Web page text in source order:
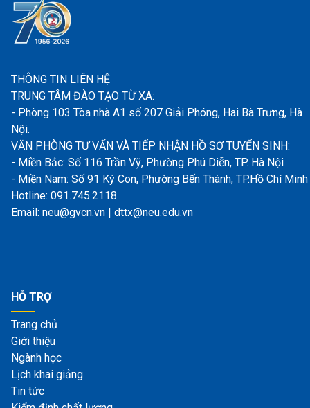
THÔNG TIN LIÊN HỆ
TRUNG TÂM ĐÀO TẠO TỪ XA:
- Phòng 103 Tòa nhà A1 số 207 Giải Phóng, Hai Bà Trưng, Hà
Nội.
VĂN PHÒNG TƯ VẤN VÀ TIẾP NHẬN HỒ SƠ TUYỂN SINH:
- Miền Bắc: Số 116 Trần Vỹ, Phường Phú Diễn, TP. Hà Nội
- Miền Nam: Số 91 Ký Con, Phường Bến Thành, TP.Hồ Chí Minh
Hotline: 091.745.2118
Email: neu@gvcn.vn | dttx@neu.edu.vn
HỖ TRỢ
Trang chủ
Giới thiệu
Ngành học
Lịch khai giảng
Tin tức